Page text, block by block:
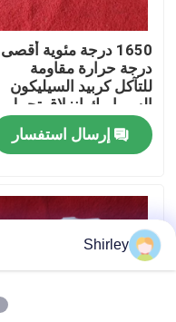
جولة في المعمل
رقابة جودة
اتصل بنا
اطلب اقتباس
محامل كروية سيراميك
1650 درجة مئوية أقصى
درجة حرارة مقاومة
للتآكل كربيد السيليكون
السيراميك انزلاق تحمل
الأكمام مع حجم مخصص
إرسال استفسار
Shirley